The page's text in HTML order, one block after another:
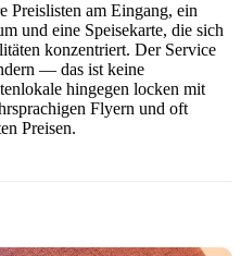
Preislisten am Eingang, ein
und eine Speisekarte, die sich
konzentriert. Der Service
— das ist keine
hingegen locken mit
Flyern und oft
Preisen.